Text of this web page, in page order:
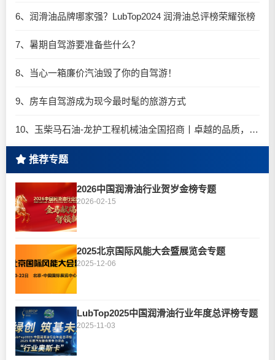
6、润滑油品牌哪家强？LubTop2024 润滑油总评榜荣耀张榜
7、暑期自驾游要准备些什么？
8、当心一箱廉价汽油毁了你的自驾游！
9、房车自驾游成为现今最时髦的旅游方式
10、玉柴马石油-龙护工程机械油全国招商丨卓越的品质，专业的品牌！
推荐专题
2026中国润滑油行业贺岁金榜专题
2026-02-15
2025北京国际风能大会暨展览会专题
2025-12-06
LubTop2025中国润滑油行业年度总评榜专题
2025-11-03